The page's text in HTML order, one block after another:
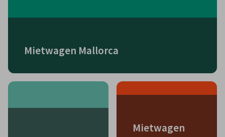
Mietwagen Mallorca
Mietwagen